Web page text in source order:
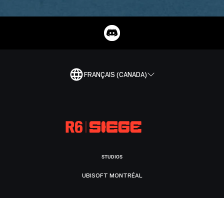
FRANÇAIS (CANADA)
STUDIOS
UBISOFT MONTRÉAL